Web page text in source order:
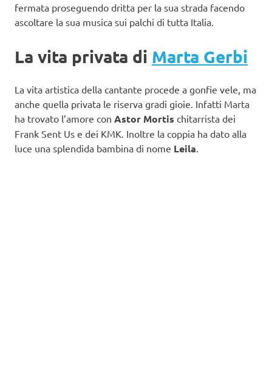
fermata proseguendo dritta per la sua strada facendo
ascoltare la sua musica sui palchi di tutta Italia.
La vita privata di Marta Gerbi
La vita artistica della cantante procede a gonfie vele, ma
anche quella privata le riserva gradi gioie. Infatti Marta
ha trovato l’amore con Astor Mortis chitarrista dei
Frank Sent Us e dei KMK. Inoltre la coppia ha dato alla
luce una splendida bambina di nome Leila